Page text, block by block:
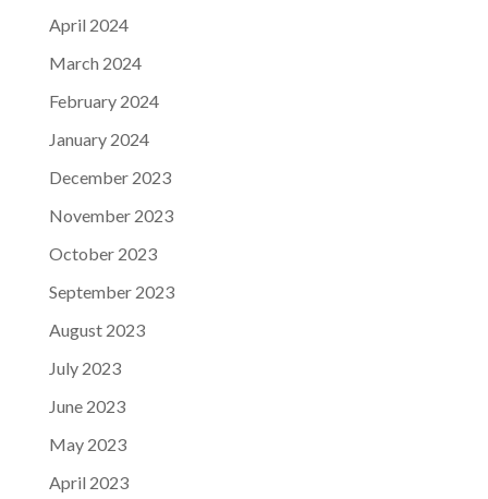
April 2024
March 2024
February 2024
January 2024
December 2023
November 2023
October 2023
September 2023
August 2023
July 2023
June 2023
May 2023
April 2023